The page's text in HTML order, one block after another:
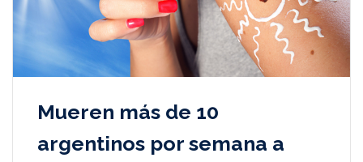
Mueren más de 10
argentinos por semana a